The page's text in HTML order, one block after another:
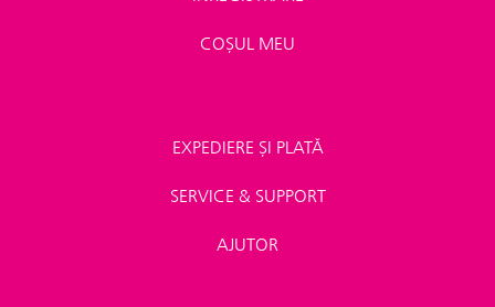
COȘUL MEU
EXPEDIERE ȘI PLATĂ
SERVICE & SUPPORT
AJUTOR